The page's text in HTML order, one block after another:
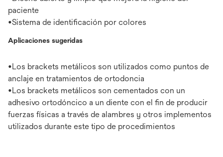
paciente
•Sistema de identificación por colores
Aplicaciones sugeridas
•Los brackets metálicos son utilizados como puntos de
anclaje en tratamientos de ortodoncia
•Los brackets metálicos son cementados con un
adhesivo ortodóncico a un diente con el fin de producir
fuerzas físicas a través de alambres y otros implementos
utilizados durante este tipo de procedimientos